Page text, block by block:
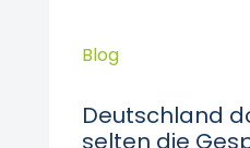
Blog
Deutschland
selten die